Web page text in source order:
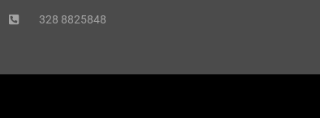
328 8825848